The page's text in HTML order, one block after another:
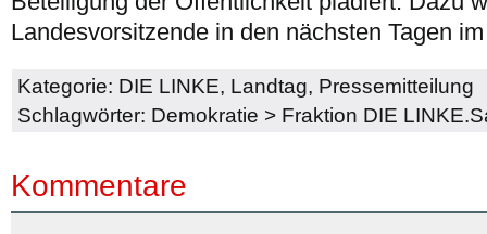
Landesvorsitzende in den nächsten Tagen
Kategorie: DIE LINKE, Landtag, Pressemitteilung
Schlagwörter: Demokratie > Fraktion DIE
Kommentare